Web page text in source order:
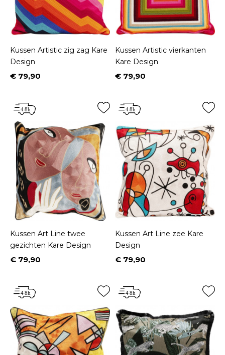
Kussen Artistic zig zag Kare
Design
Prijs
€ 79,90
Kussen Artistic vierkanten
Kare Design
Prijs
€ 79,90
Kussen Art Line twee
gezichten Kare Design
Prijs
€ 79,90
Kussen Art Line zee Kare
Design
Prijs
€ 79,90